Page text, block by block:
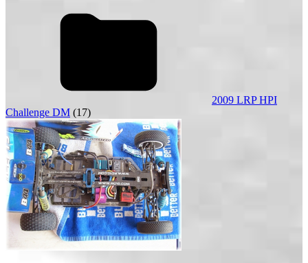
2009 LRP HPI
Challenge DM (17)